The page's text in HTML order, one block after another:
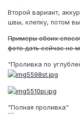
Второй вариант,
швы, клепку, потом
Примеры обоих
фото дать сейчас не
"Проливка по
"Полная проливка"